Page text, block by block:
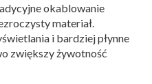
okablowanie
materiał.
i bardziej płynne
zwiększy żywotność